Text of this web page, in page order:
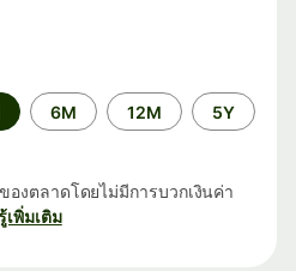
6M 12M 5Y
องตลาดโดยไม่มีการบวกเงินค่า
เพิ่มเติม